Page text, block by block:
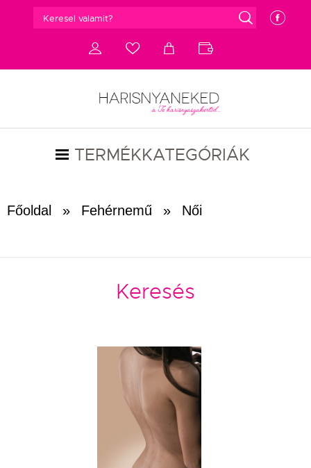
e g
d c a b
TERMÉKKATEGÓRIÁK
Főoldal » Fehérnemű » Női
Keresés